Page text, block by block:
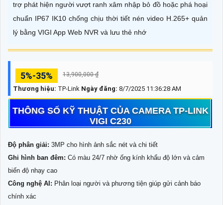
trợ phát hiện người vượt ranh xâm nhập bỏ đồ hoặc phá hoại
chuẩn IP67 IK10 chống chịu thời tiết nén video H.265+ quản
lý bằng VIGI App Web NVR và lưu thẻ nhớ
5%-35% 13,900,000 ₫
Thương hiệu: TP-Link Ngày đăng: 8/7/2025 11:36:28 AM
THÔNG SỐ KỸ THUẬT CỦA CAMERA TP-LINK
VIGI C230
Độ phân giải: 3MP cho hình ảnh sắc nét và chi tiết
Ghi hình ban đêm: Có màu 24/7 nhờ ống kính khẩu độ lớn và cảm
biến độ nhạy cao
Công nghệ AI: Phân loại người và phương tiện giúp gửi cảnh báo
chính xác